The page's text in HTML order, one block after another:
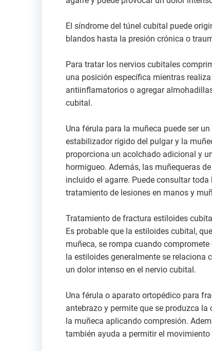
El síndrome del túnel cubital puede
blandos hasta la presión crónica o
Para tratar los nervios cubitales
una posición específica mientras
antiinflamatorios o agregar
cubital.
Una férula para la muñeca puede ser
estabilizador rígido del pulgar y la
proporciona un acolchado adicional y
hormigueo. Además, las muñequeras
incluido el agarre. Puede consultar
tratamiento de lesiones en manos y
Tratamiento de fractura estiloides cubital
Es probable que la estiloides cubital,
muñeca, se rompa cuando
la estiloides generalmente se
un dolor intenso en el nervio cubital.
Una férula o aparato ortopédico para
antebrazo y permite que se produzca
la muñeca aplicando compresión.
también ayuda a permitir el movimiento